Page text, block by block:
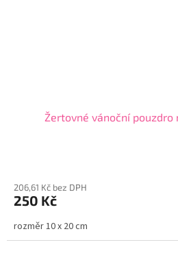
Žertovné vánoční pouzdro
206,61 Kč bez DPH
250 Kč
rozměr 10 x 20 cm